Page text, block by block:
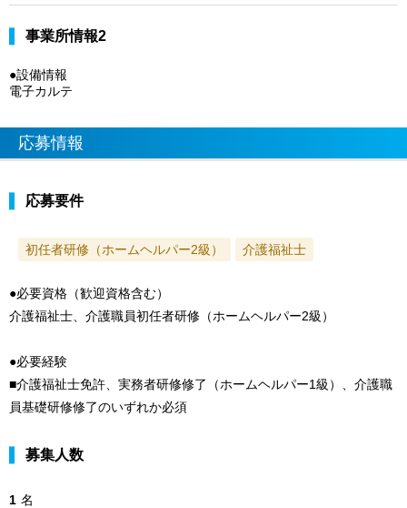
事業所情報2
●設備情報
電子カルテ
応募情報
応募要件
初任者研修（ホームヘルパー2級） 介護福祉士
●必要資格（歓迎資格含む）
介護福祉士、介護職員初任者研修（ホームヘルパー2級）
●必要経験
■介護福祉士免許、実務者研修修了（ホームヘルパー1級）、介護職
員基礎研修修了のいずれか必須
募集人数
1 名